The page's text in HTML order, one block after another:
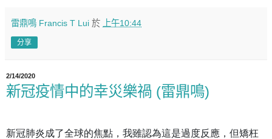
雷鼎鳴 Francis T Lui 於 上午10:44
分享
2/14/2020
新冠疫情中的幸災樂禍 (雷鼎鳴)
新冠肺炎成了全球的焦點，我雖認為這是過度反應，但矯枉